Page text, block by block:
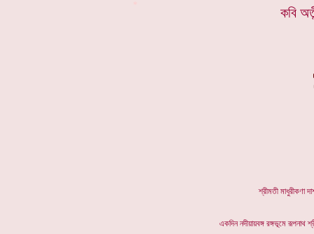
কবি
শ্রীমতী মাধুরীকণা
একদিন নদীয়ায়বঙ্গ রঙ্গভূমে রূপনাথ